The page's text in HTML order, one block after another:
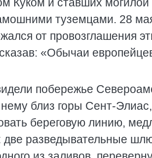
туземцами. 28
от провозглашения
«Обычаи
побережье
близ горы Сент-
береговую линию,
две разведывательные